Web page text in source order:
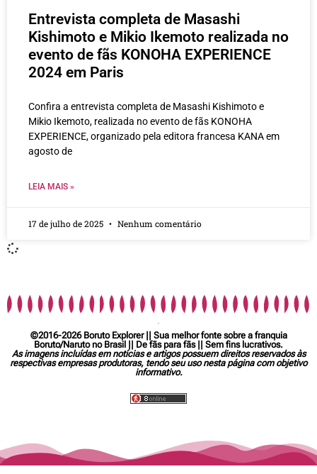
Entrevista completa de Masashi
Kishimoto e Mikio Ikemoto realizada no
evento de fãs KONOHA EXPERIENCE
2024 em Paris
Confira a entrevista completa de Masashi Kishimoto e
Mikio Ikemoto, realizada no evento de fãs KONOHA
EXPERIENCE, organizado pela editora francesa KANA em
agosto de
LEIA MAIS »
17 de julho de 2025 Nenhum comentário
©2016-2026 Boruto Explorer || Sua melhor fonte sobre a franquia
Boruto/Naruto no Brasil || De fãs para fãs || Sem fins lucrativos.
As imagens incluídas em notícias e artigos possuem direitos reservados às
respectivas empresas produtoras, tendo seu uso nesta página com objetivo
informativo.